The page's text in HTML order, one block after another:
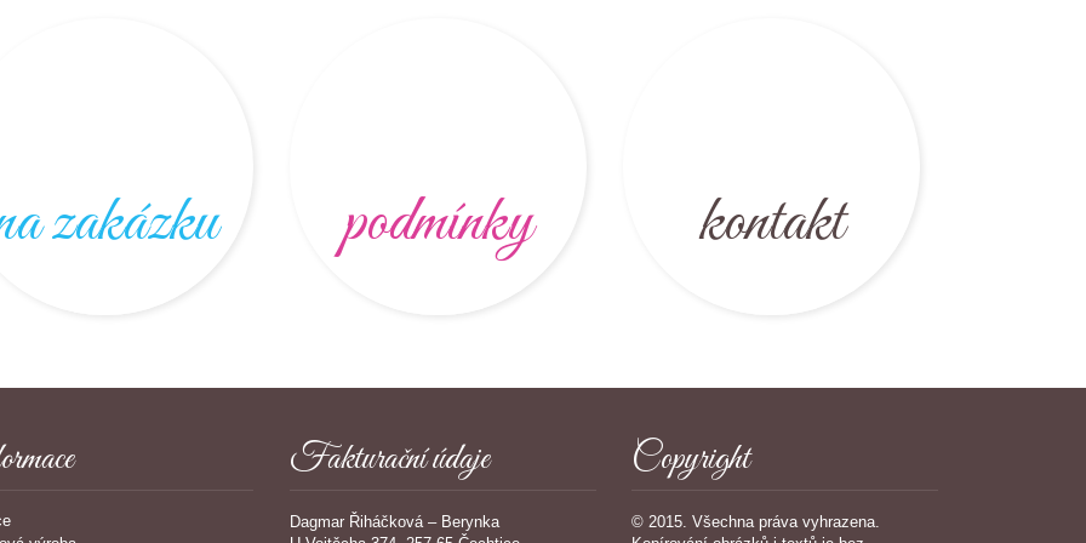
zakázku podmínky kontakt
Fakturační údaje
Dagmar Řiháčková – Berynka
Copyright
© 2015. Všechna práva vyhrazena.